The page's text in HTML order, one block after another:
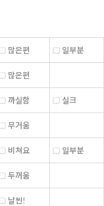
많은편 일부분
많은편
까실함 실크
무거움
비쳐요 일부분
두꺼움
날씬!